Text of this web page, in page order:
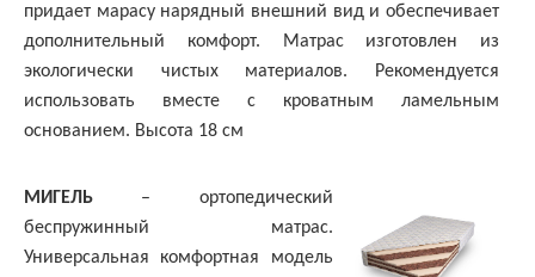
придает марасу нарядный внешний вид и обеспечивает
дополнительный комфорт. Матрас изготовлен из
экологически чистых материалов. Рекомендуется
использовать вместе с кроватным ламельным
основанием. Высота 18 см
МИГЕЛЬ – ортопедический
беспружинный матрас.
Универсальная комфортная модель